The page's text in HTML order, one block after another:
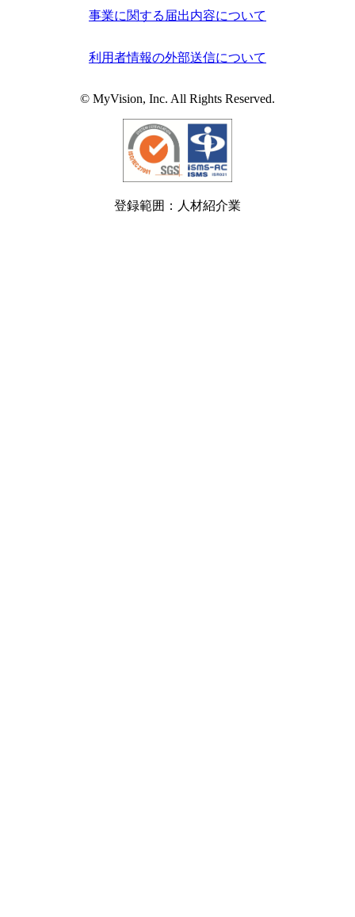
事業に関する届出内容について
利用者情報の外部送信について
© MyVision, Inc. All Rights Reserved.
登録範囲：人材紹介業